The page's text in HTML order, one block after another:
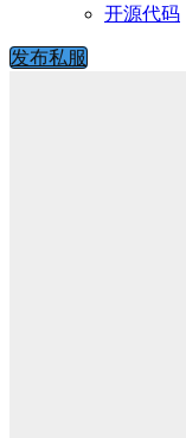
开源代码
发布私服